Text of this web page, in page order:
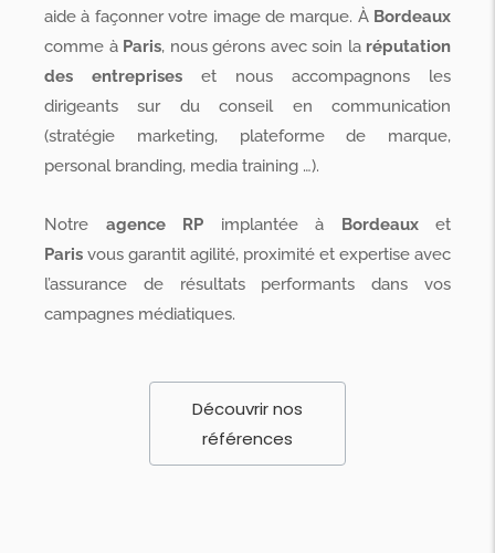
aide à façonner votre image de marque. À Bordeaux
comme à Paris, nous gérons avec soin la réputation
des entreprises et nous accompagnons les
dirigeants sur du conseil en communication
(stratégie marketing, plateforme de marque,
personal branding, media training …).
Notre agence RP implantée à Bordeaux et
Paris vous garantit agilité, proximité et expertise avec
l’assurance de résultats performants dans vos
campagnes médiatiques.
Découvrir nos
références